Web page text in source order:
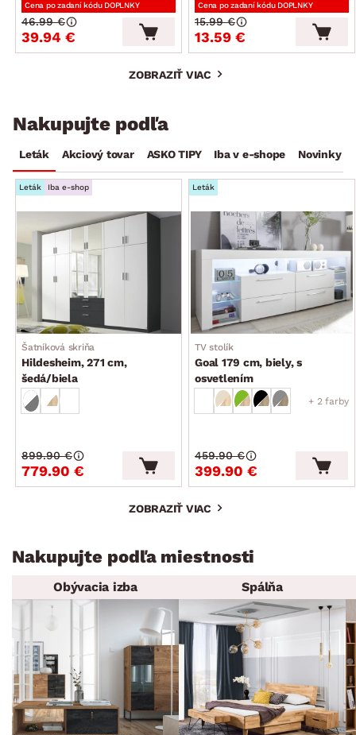
Cena po zadaní kódu DOPLNKY
39.94 €
46.99 €
Cena po zadaní kódu DOPLNKY
13.59 €
15.99 €
ZOBRAZIŤ VIAC
Nakupujte podľa
Leták Akciový tovar ASKO TIPY Iba v e-shope Novinky
Leták Iba e-shop
Šatníková skriňa
Hildesheim, 271 cm,
šedá/biela
779.90 €
899.90 €
Leták
TV stolík
Goal 179 cm, biely, s
osvetlením
+ 2 farby
399.90 €
459.90 €
ZOBRAZIŤ VIAC
Nakupujte podľa miestnosti
Obývacia izba Spálňa